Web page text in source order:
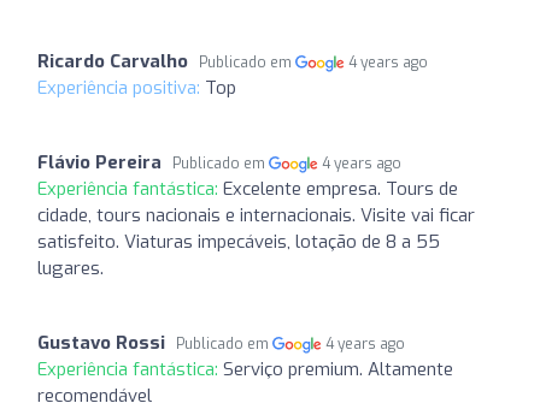
Ricardo Carvalho Publicado em 4 years ago
Experiência positiva: Top
Flávio Pereira Publicado em 4 years ago
Experiência fantástica: Excelente empresa. Tours de
cidade, tours nacionais e internacionais. Visite vai ficar
satisfeito. Viaturas impecáveis, lotação de 8 a 55
lugares.
Gustavo Rossi Publicado em 4 years ago
Experiência fantástica: Serviço premium. Altamente
recomendável